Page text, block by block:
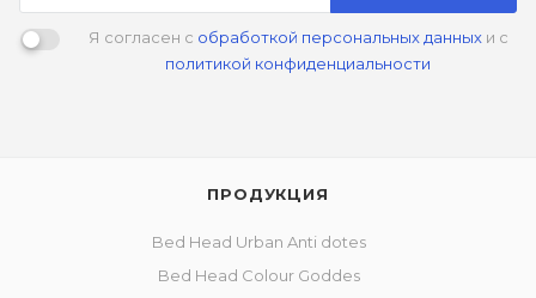
Я согласен с обработкой персональных данныхи с
политикой конфиденциальности
ПРОДУКЦИЯ
Bed Head Urban Anti dotes
Bed Head Colour Goddes